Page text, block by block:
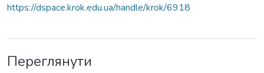
https://dspace.krok.edu.ua/handle/krok/6918
Переглянути